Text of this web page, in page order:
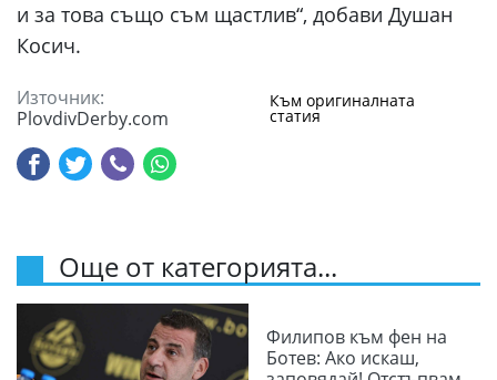
и за това също съм щастлив“, добави Душан
Косич.
Източник:
PlovdivDerby.com
Към оригиналната
статия
Още от категорията...
Филипов към фен на
Ботев: Ако искаш,